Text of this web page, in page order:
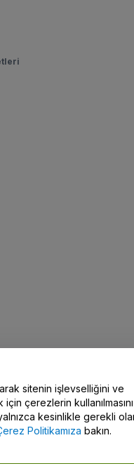
sitenin işlevselliğini ve
çerezlerin kullanılmasını
kesinlikle gerekli
Politikamıza bakın.